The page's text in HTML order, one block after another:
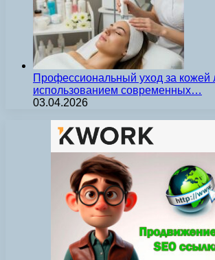
Профессиональный уход за кожей
использованием современных…
03.04.2026